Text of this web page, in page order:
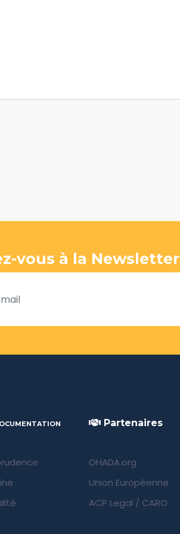
vous à la Newsletter
Partenaires
OHADA.org
Union Européenne
ACP Legal / CARO